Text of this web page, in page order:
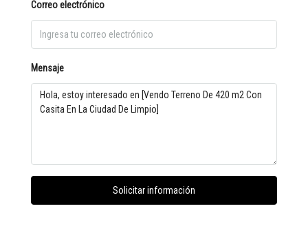
Correo electrónico
Mensaje
Solicitar información